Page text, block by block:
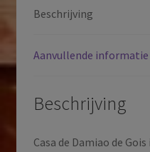
Alentejano
Alentejo
|
aantal
Beschrijving
Aanvullende informatie
Beschrijving
Casa de Damiao de